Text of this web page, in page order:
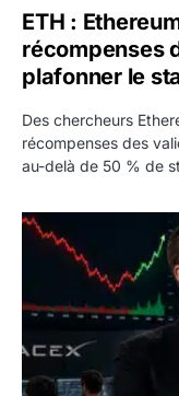
ETH :
récompenses
plafonner le
Des chercheurs
récompenses des
au-delà de 50 % de
SPCX : SpaceX